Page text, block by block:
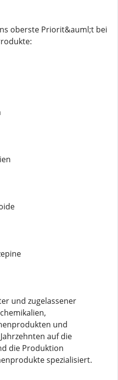
oberste Priorit&auml;t bei
und zugelassener
und
auf die
die Produktion
spezialisiert.